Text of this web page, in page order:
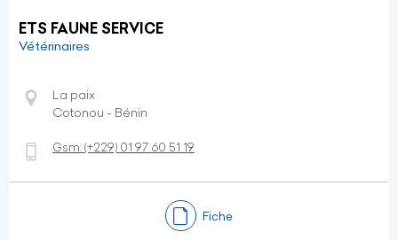
ETS FAUNE SERVICE
Vétérinaires
La paix
Cotonou - Bénin
Gsm:(+229) 01 97 60 51 19
Fiche